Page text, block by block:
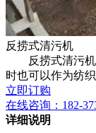
反捞式清污机
反捞式清污机也
时也可以作为纺
立即订购
在线咨询： 182-
详细说明